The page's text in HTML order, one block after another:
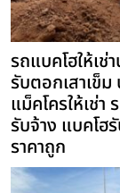
รถแบคโฮให้เช่
รับตอกเสาเข็ม
แม็คโครให้เช่า
รับจ้าง แบคโฮ
ราคาถูก